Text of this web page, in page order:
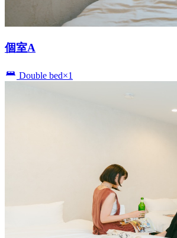
個室A
Double bed×1